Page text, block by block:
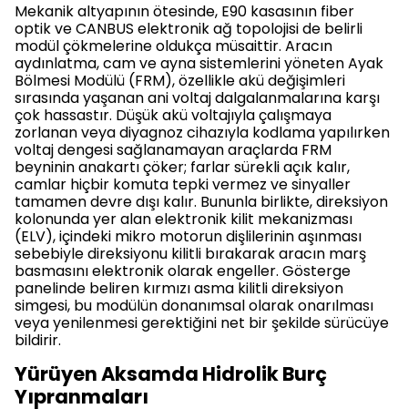
Mekanik altyapının ötesinde, E90 kasasının fiber
optik ve CANBUS elektronik ağ topolojisi de belirli
modül çökmelerine oldukça müsaittir. Aracın
aydınlatma, cam ve ayna sistemlerini yöneten Ayak
Bölmesi Modülü (FRM), özellikle akü değişimleri
sırasında yaşanan ani voltaj dalgalanmalarına karşı
çok hassastır. Düşük akü voltajıyla çalışmaya
zorlanan veya diyagnoz cihazıyla kodlama yapılırken
voltaj dengesi sağlanamayan araçlarda FRM
beyninin anakartı çöker; farlar sürekli açık kalır,
camlar hiçbir komuta tepki vermez ve sinyaller
tamamen devre dışı kalır. Bununla birlikte, direksiyon
kolonunda yer alan elektronik kilit mekanizması
(ELV), içindeki mikro motorun dişlilerinin aşınması
sebebiyle direksiyonu kilitli bırakarak aracın marş
basmasını elektronik olarak engeller. Gösterge
panelinde beliren kırmızı asma kilitli direksiyon
simgesi, bu modülün donanımsal olarak onarılması
veya yenilenmesi gerektiğini net bir şekilde sürücüye
bildirir.
Yürüyen Aksamda Hidrolik Burç
Yıpranmaları